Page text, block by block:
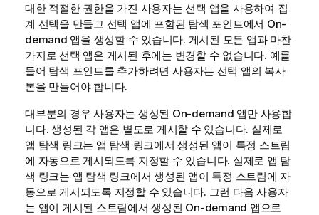
대한 적절한 권한을 가진 사용자는 선택 앱을 사용하여 집
계 선택을 만들고 선택 앱에 포함된 탐색 포인트에서 On-
demand 앱을 생성할 수 있습니다. 게시된 모든 앱과 마찬
가지로 선택 앱은 게시된 후에는 변경할 수 없습니다. 예를
들어 탐색 포인트를 추가하려면 사용자는 선택 앱의 복사
본을 만들어야 합니다.
대부분의 경우 사용자는 생성된 On-demand 앱만 사용합
니다. 생성된 각 앱은 별도로 게시할 수 있습니다. 실제로
앱 탐색 링크는 앱 탐색 링크에서 생성된 앱이 특정 스트림
에 자동으로 게시되도록 지정할 수 있습니다. 실제로 앱 탐
색 링크는 앱 탐색 링크에서 생성된 앱이 특정 스트림에 자
동으로 게시되도록 지정할 수 있습니다. 그런 다음 사용자
는 앱이 게시된 스트림에서 생성된 On-demand 앱으로